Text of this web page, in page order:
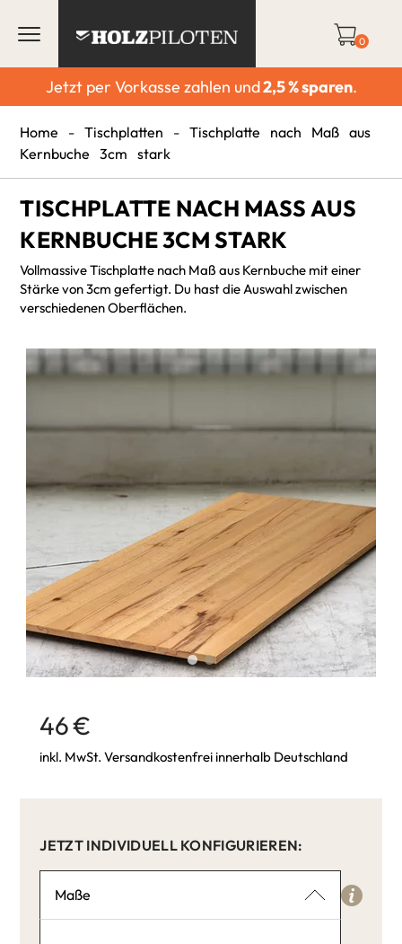
0
Jetzt per Vorkasse zahlen und2,5 % sparen.
Home - Tischplatten - Tischplatte nach Maß aus
Kernbuche 3cm stark
TISCHPLATTE NACH MASS AUS K
ERNBUCHE 3CM STARK
Vollmassive Tischplatte nach Maß aus Kernbuche mit einer
Stärke von 3cm gefertigt. Du hast die Auswahl zwischen
verschiedenen Oberflächen.
46 €
inkl. MwSt. Versandkostenfrei innerhalb Deutschland
JETZT INDIVIDUELL KONFIGURIEREN:
Maße